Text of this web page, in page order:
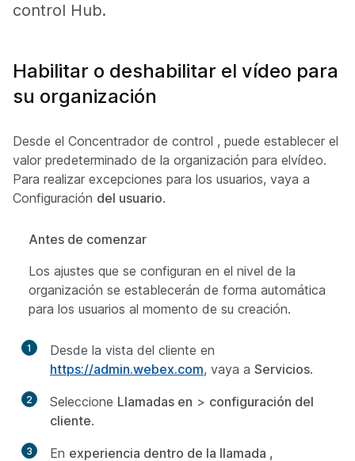
control Hub.
Habilitar o deshabilitar el vídeo para
su organización
Desde el Concentrador de control , puede establecer el
valor predeterminado de la organización para elvídeo.
Para realizar excepciones para los usuarios, vaya a
Configuración del usuario.
Antes de comenzar
Los ajustes que se configuran en el nivel de la
organización se establecerán de forma automática
para los usuarios al momento de su creación.
1
Desde la vista del cliente en
https://admin.webex.com, vaya a Servicios.
2 Seleccione Llamadas en > configuración del
cliente.
3 En experiencia dentro de la llamada ,